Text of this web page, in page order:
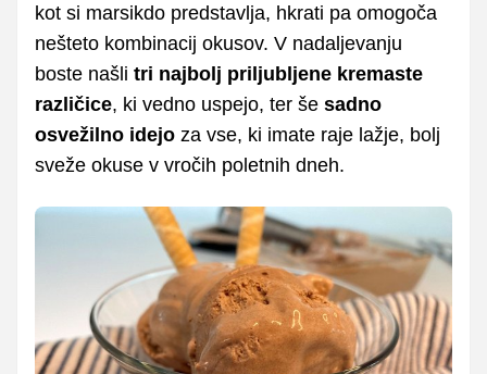
kot si marsikdo predstavlja, hkrati pa omogoča
nešteto kombinacij okusov. V nadaljevanju
boste našli tri najbolj priljubljene kremaste
različice, ki vedno uspejo, ter še sadno
osvežilno idejo za vse, ki imate raje lažje, bolj
sveže okuse v vročih poletnih dneh.